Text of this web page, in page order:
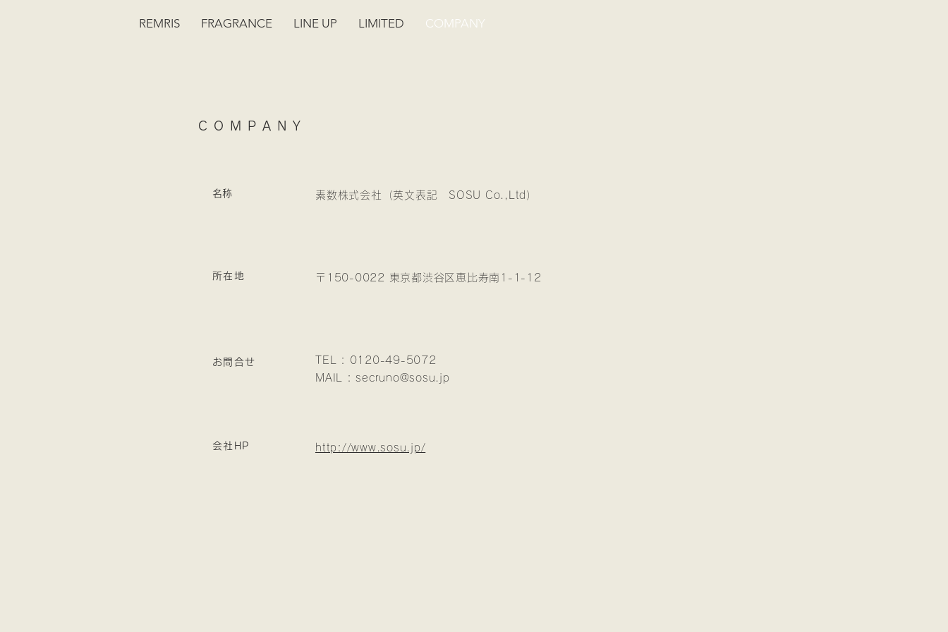
REMRIS FRAGRANCE LINE UP LIMITED COMPANY
COMPANY
​名称 素数株式会社（英文表記 SOSU Co.,Ltd）
所在地 〒150-0022 東京都渋谷区恵比寿南1-1-12
お問合せ
TEL : 0120-49-5072
MAIL :secruno@sosu.jp
会社HP http://www.sosu.jp/